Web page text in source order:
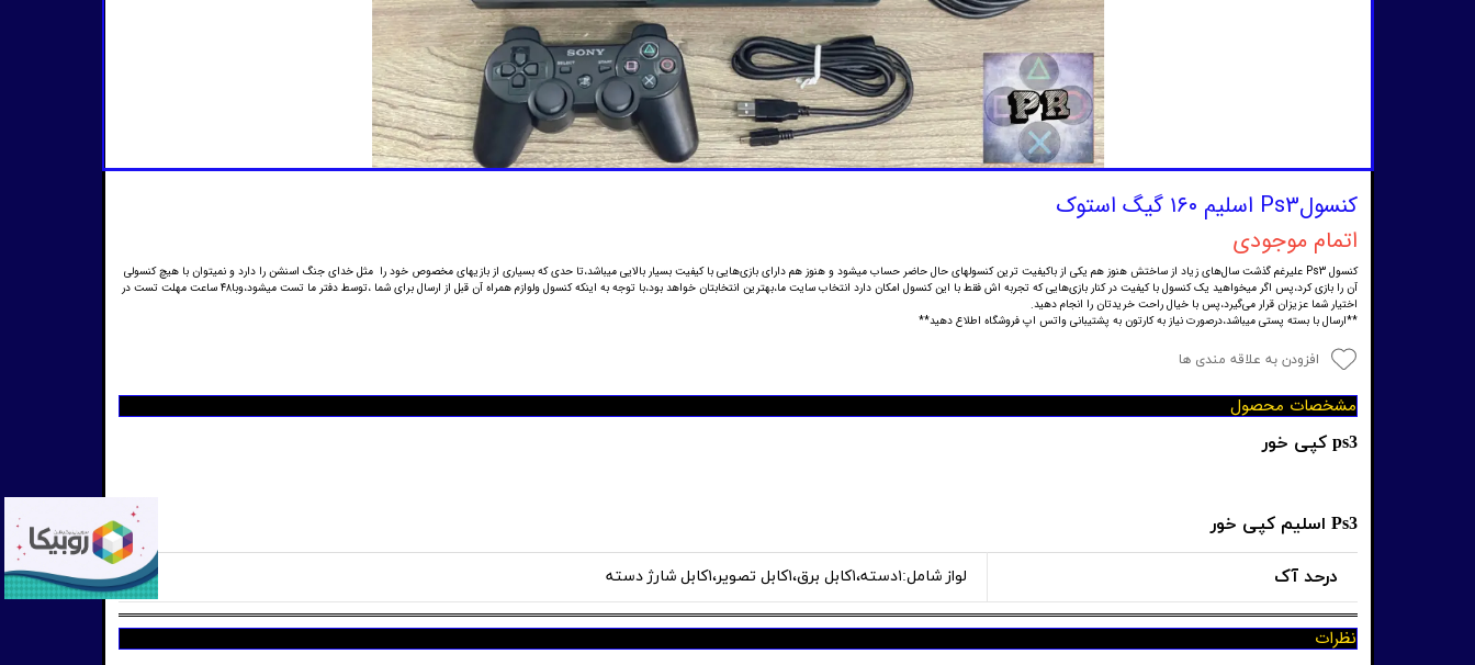
کنسولPs3 اسلیم ۱۶۰ گیگ استوک
اتمام موجودی
کنسول Ps3 علیرغم گذشت سال‌های زیاد از ساختش هنوز هم یکی از باکیفیت ترین کنسولهای حال حاضر حساب میشود و هنوز هم دارای بازی‌هایی با کیفیت بسیار بالایی میباشد،تا حدی که بسیاری از بازیهای مخصوص خود را مثل خدای جنگ اسنشن را دارد و نمیتوان با هیچ کنسولی
آن را بازی کرد،پس اگر میخواهید یک کنسول با کیفیت در کنار بازی‌هایی که تجربه اش فقط با این کنسول امکان دارد انتخاب سایت ما،بهترین انتخابتان خواهد بود،با توجه به اینکه کنسول ولوازم همراه آن قبل از ارسال برای شما ،توسط دفتر ما تست میشود،وبا۴۸ ساعت مهلت تست در
اختیار شما عزیزان قرار می‌گیرد،پس با خیال راحت خریدتان را انجام دهید.
**ارسال با بسته پستی میباشد،درصورت نیاز به کارتون به پشتیبانی واتس اپ فروشگاه اطلاع دهید**
افزودن به علاقه مندی ها
مشخصات محصول
ps3 کپی خور
Ps3 اسلیم کپی خور
درحد آک لواز شامل:۱دسته،۱کابل برق،۱کابل تصویر،۱کابل شارژ دسته
نظرات